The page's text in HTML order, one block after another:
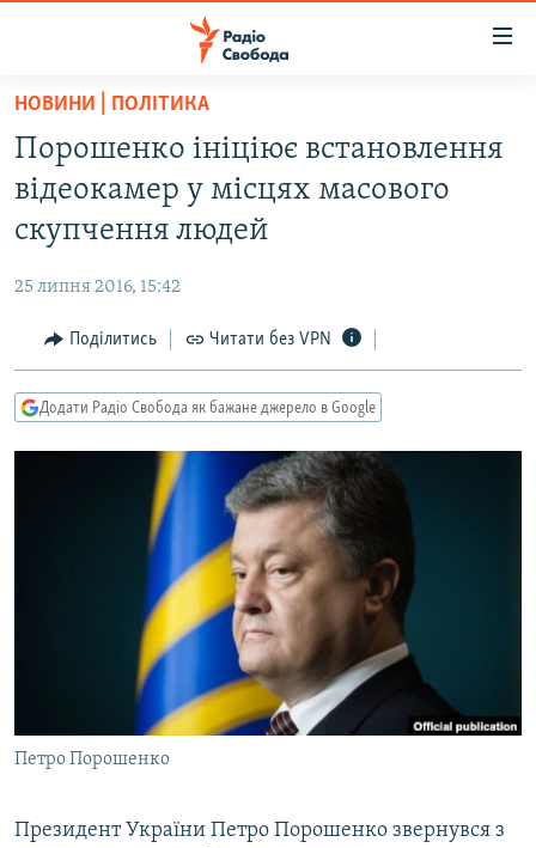
Перейти
основного
матеріалу
до
основної
Перейти
до
пошуку
ВСЕ ЗА ДОБУ
СУСПІЛЬСТВО
РОСІЙСЬКА «ФІЛЬТРАЦІЯ»
ДОНБАС.РЕАЛІЇ
ТИ ЯК?
КИТАЙ.ВИКЛИКИ
МУЛЬТИМЕДІА
СПЕЦПРОЄКТИ
ПОДКАСТИ
РУС
НОВИНИ | ПОЛІТИКА
Порошенко ініціює встановлення
відеокамер у місцях масового
скупчення людей
25 липня 2016, 15:42
Поділитись Читати без VPN
Додати Радіо Свобода як бажане джерело в Google
Петро Порошенко
Президент України Петро Порошенко звернувся з